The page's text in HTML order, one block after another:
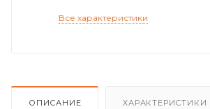
Все характеристики
ОПИСАНИЕ ХАРАКТЕРИСТИКИ